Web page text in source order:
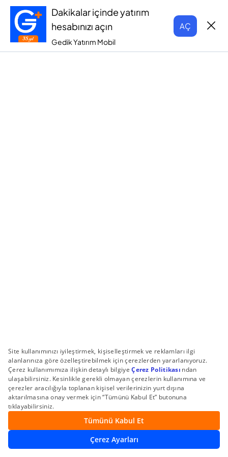
Dakikalar içinde yatırım
hesabınızı açın
Gedik Yatırım Mobil
AÇ